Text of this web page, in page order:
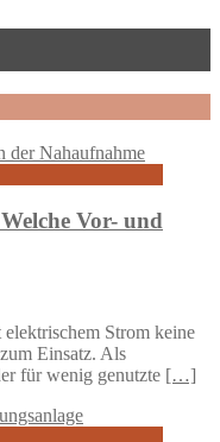
Vor- und
Strom keine
Einsatz. Als
für wenig genutzte […]